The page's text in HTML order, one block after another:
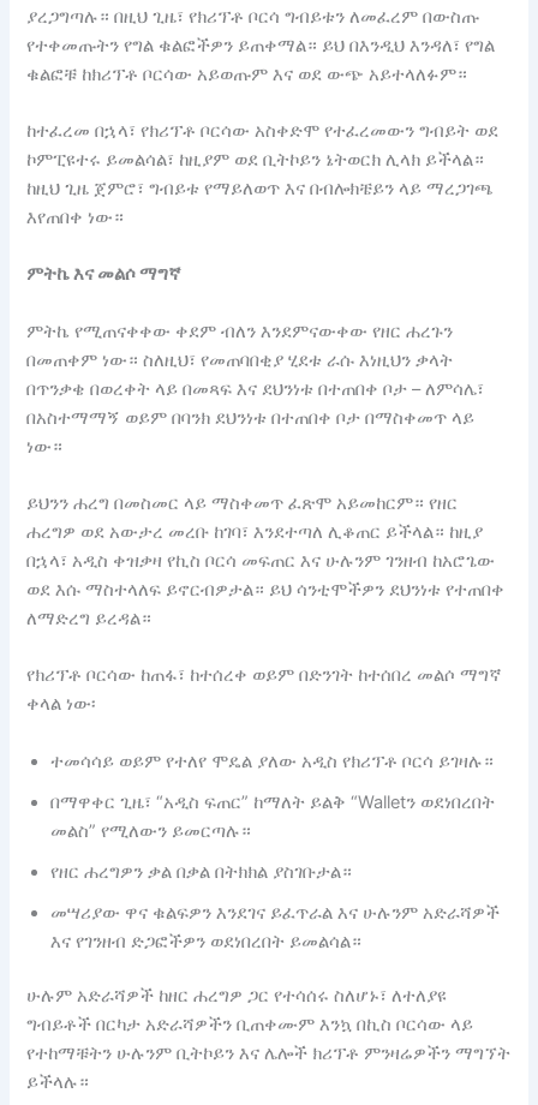
ያረጋግጣሉ። በዚህ ጊዜ፣ የክሪፕቶ ቦርሳ ግብይቱን ለመፈረም በውስጡ
የተቀመጡትን የግል ቁልፎችዎን ይጠቀማል። ይህ በእንዲህ እንዳለ፣ የግል
ቁልፎቹ ከክሪፕቶ ቦርሳው አይወጡም እና ወደ ውጭ አይተላለፉም።
ከተፈረመ በኋላ፣ የክሪፕቶ ቦርሳው አስቀድሞ የተፈረመውን ግብይት ወደ
ኮምፒዩተሩ ይመልሳል፣ ከዚያም ወደ ቢትኮይን ኔትወርክ ሊላክ ይችላል።
ከዚህ ጊዜ ጀምሮ፣ ግብይቱ የማይለወጥ እና በብሎክቼይን ላይ ማረጋገጫ
እየጠበቀ ነው።
ምትኬ እና መልሶ ማግኛ
ምትኬ የሚጠናቀቀው ቀደም ብለን እንደምናውቀው የዘር ሐረጉን
በመጠቀም ነው። ስለዚህ፣ የመጠባበቂያ ሂደቱ ራሱ እነዚህን ቃላት
በጥንቃቄ በወረቀት ላይ በመጻፍ እና ደህንነቱ በተጠበቀ ቦታ – ለምሳሌ፣
በአስተማማኝ ወይም በባንክ ደህንነቱ በተጠበቀ ቦታ በማስቀመጥ ላይ
ነው።
ይህንን ሐረግ በመስመር ላይ ማስቀመጥ ፈጽሞ አይመከርም። የዘር
ሐረግዎ ወደ አውታረ መረቡ ከገባ፣ እንደተጣለ ሊቆጠር ይችላል። ከዚያ
በኋላ፣ አዲስ ቀዝቃዛ የኪስ ቦርሳ መፍጠር እና ሁሉንም ገንዘብ ከአሮጌው
ወደ እሱ ማስተላለፍ ይኖርብዎታል። ይህ ሳንቲሞችዎን ደህንነቱ የተጠበቀ
ለማድረግ ይረዳል።
የክሪፕቶ ቦርሳው ከጠፋ፣ ከተሰረቀ ወይም በድንገት ከተሰበረ መልሶ ማግኛ
ቀላል ነው፡
ተመሳሳይ ወይም የተለየ ሞዴል ያለው አዲስ የክሪፕቶ ቦርሳ ይገዛሉ።
በማዋቀር ጊዜ፣ “አዲስ ፍጠር” ከማለት ይልቅ “Walletን ወደነበረበት
መልስ” የሚለውን ይመርጣሉ።
የዘር ሐረግዎን ቃል በቃል በትክክል ያስገቡታል።
መሣሪያው ዋና ቁልፍዎን እንደገና ይፈጥራል እና ሁሉንም አድራሻዎች
እና የገንዘብ ድጋፎችዎን ወደነበረበት ይመልሳል።
ሁሉም አድራሻዎች ከዘር ሐረግዎ ጋር የተሳሰሩ ስለሆኑ፣ ለተለያዩ
ግብይቶች በርካታ አድራሻዎችን ቢጠቀሙም እንኳ በኪስ ቦርሳው ላይ
የተከማቹትን ሁሉንም ቢትኮይን እና ሌሎች ክሪፕቶ ምንዛሬዎችን ማግኘት
ይችላሉ።